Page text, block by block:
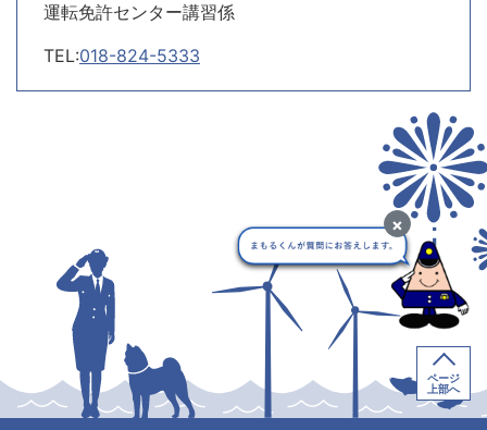
運転免許センター講習係
TEL:018-824-5333
×
ページ
上部へ